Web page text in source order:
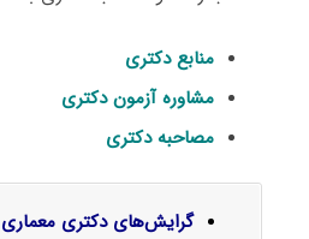
منابع دکتری
مشاوره آزمون دکتری
مصاحبه دکتری
گرایش‌های دکتری ﻣﻌﻤﺎری